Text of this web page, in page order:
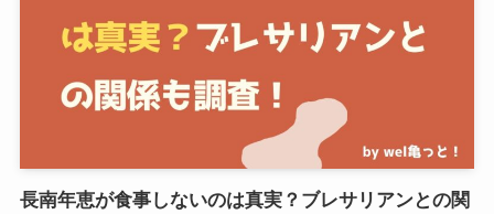
長南年恵が食事しないのは真実？ブレサリアンとの関